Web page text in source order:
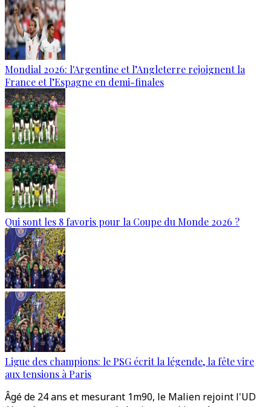
Mondial 2026: l'Argentine et l’Angleterre rejoignent la
France et l’Espagne en demi-finales
Qui sont les 8 favoris pour la Coupe du Monde 2026 ?
Ligue des champions: le PSG écrit la légende, la fête vire
aux tensions à Paris
Âgé de 24 ans et mesurant 1m90, le Malien rejoint l'UD